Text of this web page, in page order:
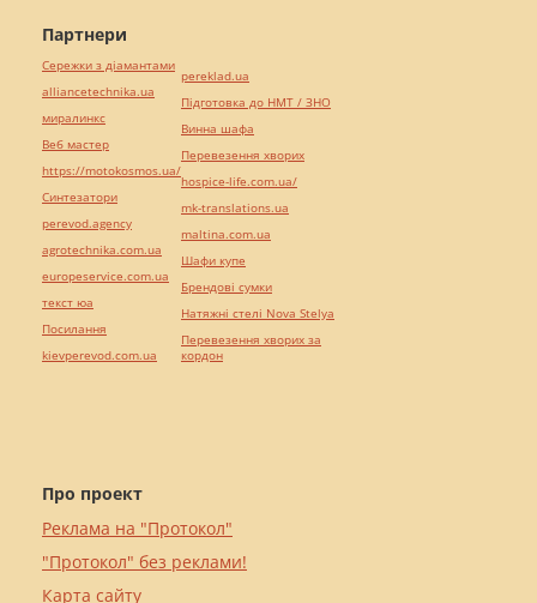
Про проект
Реклама на "Протокол"
"Протокол" без реклами!
Карта сайту
Партнери
Сережки з діамантами
alliancetechnika.ua
миралинкс
Веб мастер
https://motokosmos.ua/
Синтезатори
perevod.agency
agrotechnika.com.ua
europeservice.com.ua
текст юа
Посилання
kievperevod.com.ua
pereklad.ua
Підготовка до НМТ / ЗНО
Винна шафа
Перевезення хворих
hospice-life.com.ua/
mk-translations.ua
maltina.com.ua
Шафи купе
Брендові сумки
Натяжні стелі Nova Stelya
Перевезення хворих за
кордон